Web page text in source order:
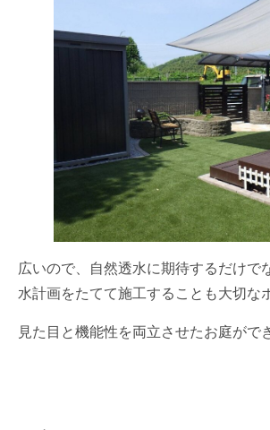
広いので、自然透水に期待するだけで
水計画をたてて施工することも大切な
見た目と機能性を両立させたお庭がで